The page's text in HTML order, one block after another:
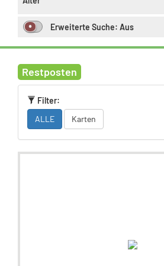
Erweiterte Suche:Aus
Restposten
Filter:
ALLE
Karten